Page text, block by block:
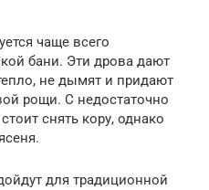
чаще всего
бани. Эти дрова дают
не дымят и придают
рощи. С недостаточно
снять кору, однако
для традиционной